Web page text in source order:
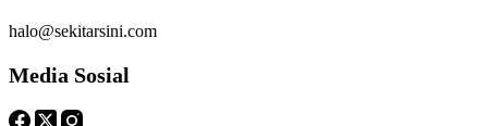
halo@sekitarsini.com
Media Sosial